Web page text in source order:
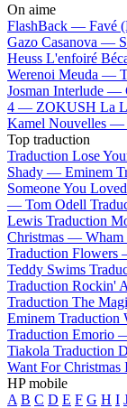
On aime
FlashBack — Favé
Gazo Casanova —
Heuss L'enfoiré
Werenoi Meuda —
Josman Interlude —
4 — ZOKUSH La
Kamel Nouvelles —
Top traduction
Traduction Lose
Shady — Eminem
Someone You
— Tom Odell
Lewis Traduction
Christmas — Wham
Traduction Flowers
Teddy Swims
Traduction Rockin'
Traduction The
Eminem Traduction
Traduction Emorio
Tiakola Traduction
Want For
HP mobile
A B C D E F G H I